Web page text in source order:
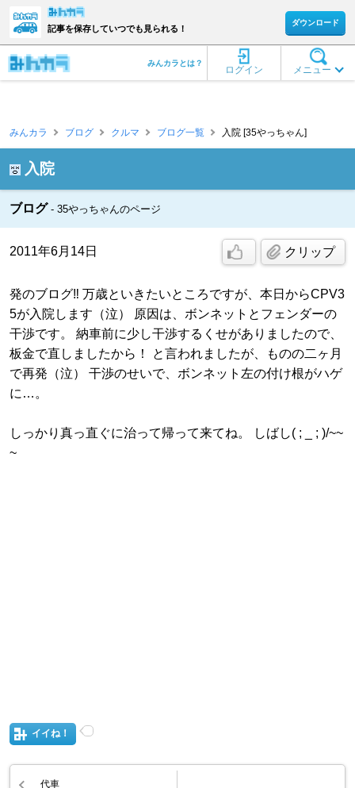
記事を保存していつでも見られる！
ダウンロード
メニュー
ログイン
みんカラとは？
みんカラ ブログ クルマ ブログ一覧 入院 [35やっちゃん]
入院
ブログ 35やっちゃんのページ
2011年6月14日 クリップ
発のブログ‼ 万歳といきたいところですが、本日からCPV3
5が入院します（泣） 原因は、ボンネットとフェンダーの
干渉です。 納車前に少し干渉するくせがありましたので、
板金で直しましたから！ と言われましたが、ものの二ヶ月
で再発（泣） 干渉のせいで、ボンネット左の付け根がハゲ
に…。
しっかり真っ直ぐに治って帰って来てね。 しばし( ; _ ; )/~~
~
イイね！
代車